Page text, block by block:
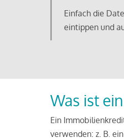
Einfach die
eintippen und
Was ist
Ein
verwenden: z. B.